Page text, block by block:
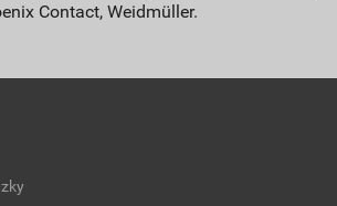
Contact, Weidmüller.